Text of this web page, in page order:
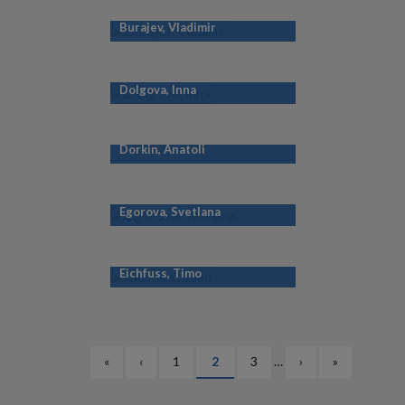
Burajev, Vladimir
Dolgova, Inna
Dorkin, Anatoli
Egorova, Svetlana
Eichfuss, Timo
PAGINATIONEsimene
«
Eelmine
‹ Lehekülg
1
Eesolev
leht
2 Lehekülg
3 …
Järgmine
›
Viimane
»